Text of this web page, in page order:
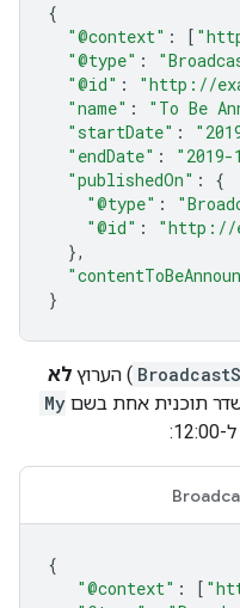
{
"@context" : [
"@type" :
"@id" : "http://
"name" :
"To Be
"startDate" :
"endDate" : "2019-
"publishedOn" :
{
"@type" :
"@id" :
"http://
},
}
) הערוץ לא
My
{
"@context" : [